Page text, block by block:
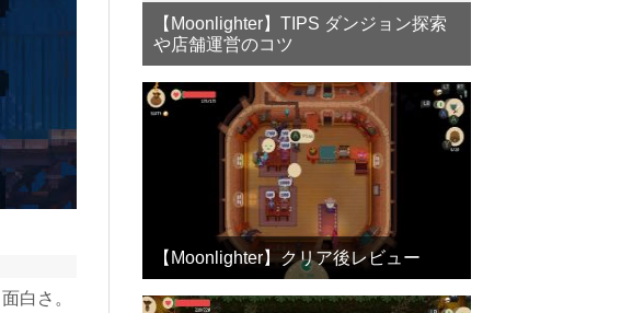
白さ。
【Moonlighter】TIPS ダンジョン探索
や店舗運営のコツ
【Moonlighter】クリア後レビュー